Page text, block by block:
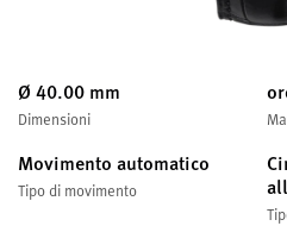
Ø 40.00 mm
Dimensioni
Movimento automatico
Tipo di movimento